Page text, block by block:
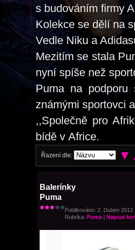
s budováním firmy
Kolekce se dělí na
Vedle Niku a
Mezitím se stala
nyní spíše než
Puma na podporu
známými sportovci
,,Společně pro
bídě v Africe.
Řazení dle:
Balerínky
Puma
Publikováno: 2. Duben 2012
Rubrika: Puma | Napsat